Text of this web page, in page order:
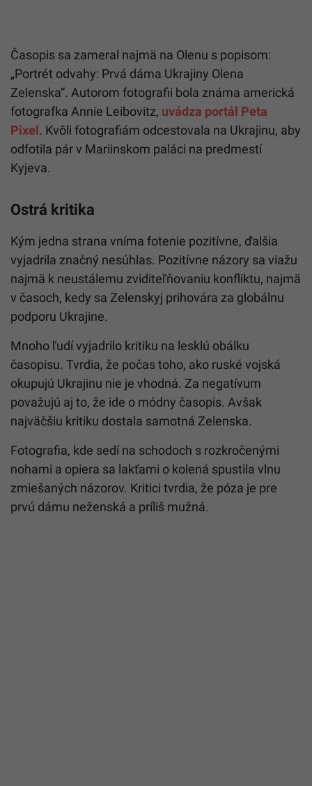
Časopis sa zameral najmä na Olenu s popisom:
„Portrét odvahy: Prvá dáma Ukrajiny Olena
Zelenska“. Autorom fotografii bola známa americká
fotografka Annie Leibovitz, uvádza portál Peta
Pixel. Kvôli fotografiám odcestovala na Ukrajinu, aby
odfotila pár v Mariinskom paláci na predmestí
Kyjeva.
Ostrá kritika
Kým jedna strana vníma fotenie pozitívne, ďalšia
vyjadrila značný nesúhlas. Pozitívne názory sa viažu
najmä k neustálemu zviditeľňovaniu konfliktu, najmä
v časoch, kedy sa Zelenskyj prihovára za globálnu
podporu Ukrajine.
Mnoho ľudí vyjadrilo kritiku na lesklú obálku
časopisu. Tvrdia, že počas toho, ako ruské vojská
okupujú Ukrajinu nie je vhodná. Za negatívum
považujú aj to, že ide o módny časopis. Avšak
najväčšiu kritiku dostala samotná Zelenska.
Fotografia, kde sedí na schodoch s rozkročenými
nohami a opiera sa lakťami o kolená spustila vlnu
zmiešaných názorov. Kritici tvrdia, že póza je pre
prvú dámu neženská a príliš mužná.